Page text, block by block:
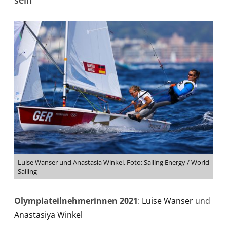
Luise Wanser und Anastasia Winkel. Foto: Sailing Energy / World
Sailing
Olympiateilnehmerinnen 2021: Luise Wanser und
Anastasiya Winkel